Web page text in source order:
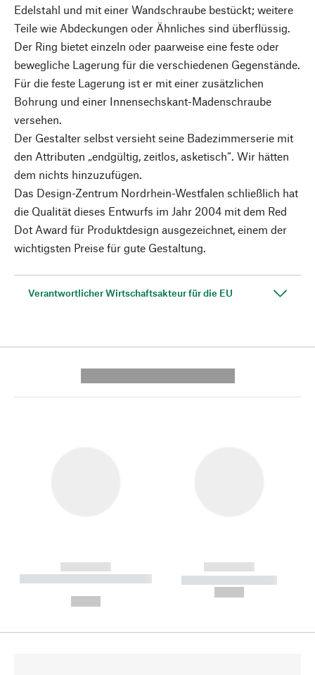
Edelstahl und mit einer Wandschraube bestückt; weitere
Teile wie Abdeckungen oder Ähnliches sind überflüssig.
Der Ring bietet einzeln oder paarweise eine feste oder
bewegliche Lagerung für die verschiedenen Gegenstände.
Für die feste Lagerung ist er mit einer zusätzlichen
Bohrung und einer Innensechskant-Madenschraube
versehen.
Der Gestalter selbst versieht seine Badezimmerserie mit
den Attributen „endgültig, zeitlos, asketisch“. Wir hätten
dem nichts hinzuzufügen.
Das Design-Zentrum Nordrhein-Westfalen schließlich hat
die Qualität dieses Entwurfs im Jahr 2004 mit dem Red
Dot Award für Produktdesign ausgezeichnet, einem der
wichtigsten Preise für gute Gestaltung.
Verantwortlicher Wirtschaftsakteur für die EU
------------
----------- ----------- --------
------------
----------- -----------